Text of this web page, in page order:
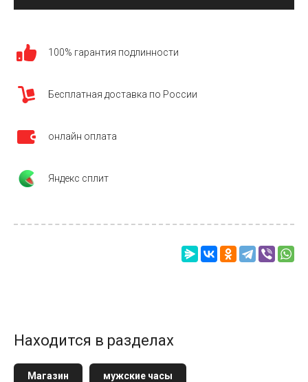
100% гарантия подлинности
Бесплатная доставка по России
онлайн оплата
Яндекс сплит
Находится в разделах
Магазин мужские часы